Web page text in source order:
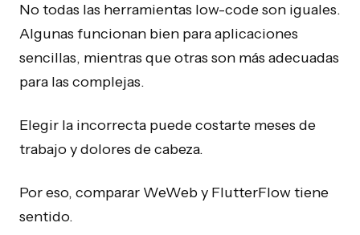
No todas las herramientas low-code son iguales.
Algunas funcionan bien para aplicaciones
sencillas, mientras que otras son más adecuadas
para las complejas.
Elegir la incorrecta puede costarte meses de
trabajo y dolores de cabeza.
Por eso, comparar WeWeb y FlutterFlow tiene
sentido.